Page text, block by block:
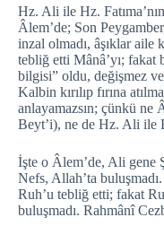
Hz. Ali ile Hz.
Âlem’de; Son
inzal olmadı, âşıklar aile
tebliğ etti Mânâ’yı; fakat
bilgisi” oldu, değişmez
Kalbin kırılıp fırına
anlayamazsın; çünkü ne
Beyt’i), ne de Hz. Ali ile
İşte o Âlem’de, Ali gene
Nefs, Allah’ta
Ruh’u tebliğ etti; fakat
buluşmadı. Rahmânî